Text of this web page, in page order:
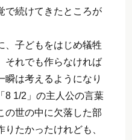
で続けてきたところが
、子どもをはじめ犠牲
それでも作らなければ
瞬は考えるようになり
8 1/2」の主人公の言葉
の世の中に欠落した部
たかったけれども、